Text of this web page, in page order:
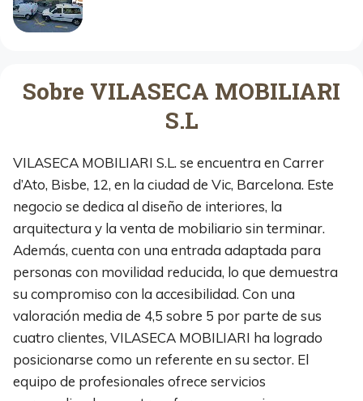
Sobre VILASECA MOBILIARI
S.L
VILASECA MOBILIARI S.L. se encuentra en Carrer
d’Ato, Bisbe, 12, en la ciudad de Vic, Barcelona. Este
negocio se dedica al diseño de interiores, la
arquitectura y la venta de mobiliario sin terminar.
Además, cuenta con una entrada adaptada para
personas con movilidad reducida, lo que demuestra
su compromiso con la accesibilidad. Con una
valoración media de 4,5 sobre 5 por parte de sus
cuatro clientes, VILASECA MOBILIARI ha logrado
posicionarse como un referente en su sector. El
equipo de profesionales ofrece servicios